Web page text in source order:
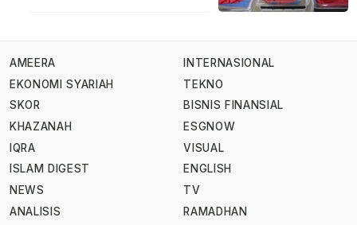
AMEERA
EKONOMI SYARIAH
SKOR
KHAZANAH
IQRA
ISLAM DIGEST
NEWS
ANALISIS
INTERNASIONAL
TEKNO
BISNIS FINANSIAL
ESGNOW
VISUAL
ENGLISH
TV
RAMADHAN